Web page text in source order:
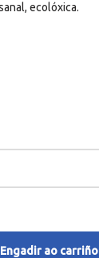
ecolóxica.
Engadir ao carriño